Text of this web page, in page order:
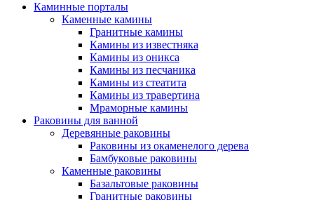
Каминные порталы
Каменные камины
Гранитные камины
Камины из известняка
Камины из оникса
Камины из песчаника
Камины из стеатита
Камины из травертина
Мраморные камины
Раковины для ванной
Деревянные раковины
Раковины из окаменелого дерева
Бамбуковые раковины
Каменные раковины
Базальтовые раковины
Гранитные раковины